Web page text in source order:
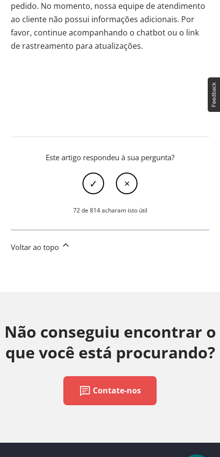
pedido. No momento, nossa equipe de atendimento
ao cliente não possui informações adicionais. Por
favor, continue acompanhando o chatbot ou o link
de rastreamento para atualizações.
Este artigo respondeu à sua pergunta?
72 de 814 acharam isto útil
Voltar ao topo
Não conseguiu encontrar o
que você está procurando?
chat Contate-nos